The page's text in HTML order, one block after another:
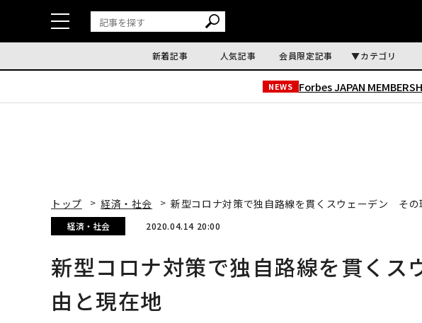
新着記事 人気記事 会員限定記事 カテゴリ
NEWS Forbes JAPAN
トップ 経済・社会 新型コロナ対策で独自路線を貫くスウェーデン その
経済・社会 2020.04.14 20:00
新型コロナ対策で独自路線を貫く
由と現在地